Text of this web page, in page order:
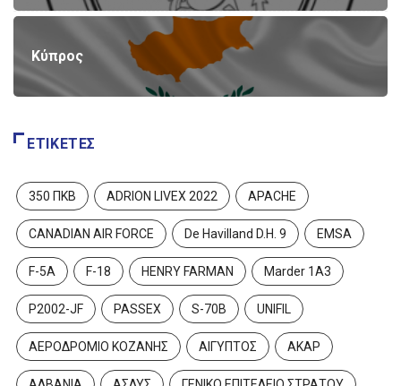
Κύπρος
ΕΤΙΚΈΤΕΣ
350 ΠΚΒ ADRION LIVEX 2022 APACHE
CANADIAN AIR FORCE De Havilland D.H. 9 EMSA
F-5A F-18 HENRY FARMAN Marder 1A3
P2002-JF PASSEX S-70B UNIFIL
ΑΕΡΟΔΡΟΜΙΟ ΚΟΖΑΝΗΣ ΑΙΓΥΠΤΟΣ ΑΚΑΡ